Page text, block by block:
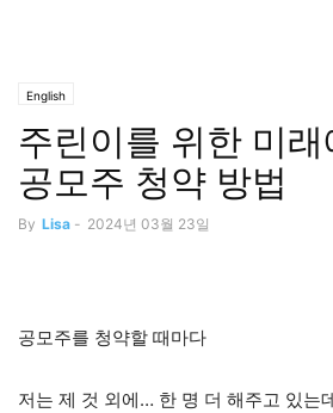
English
주린이를 위한 미
공모주 청약 방법
By Lisa - 2024년 03월 23일
공모주를 청약할 때마다
저는 제 것 외에… 한 명 더 해주고 있는